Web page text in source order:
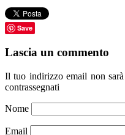
Save
Lascia un commento
Il tuo indirizzo email non
contrassegnati
Nome
Email